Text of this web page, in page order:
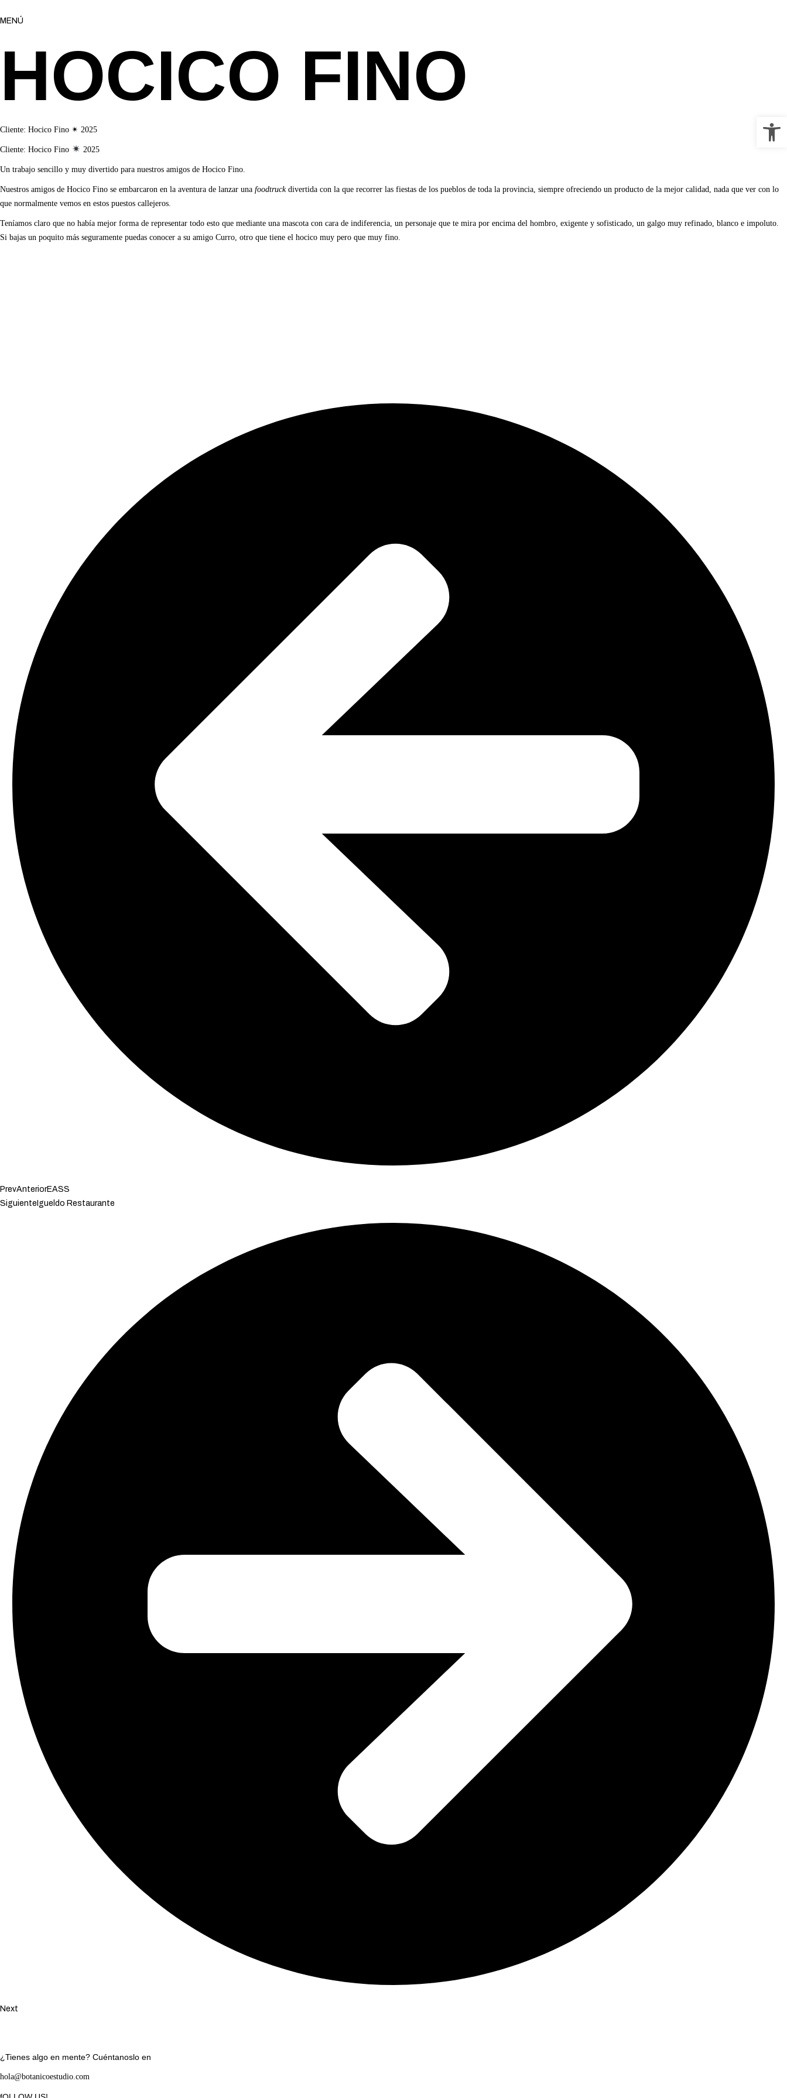
MENÚ
HOCICO FINO
Cliente: Hocico Fino ✴ 2025
Cliente: Hocico Fino 2025
Un trabajo sencillo y muy divertido para nuestros amigos de Hocico Fino.
Nuestros amigos de Hocico Fino se embarcaron en la aventura de lanzar una foodtruckdivertida con la que recorrer las fiestas de los pueblos de toda la provincia, siempre ofreciendo un producto de la mejor calidad, nada que ver con lo
que normalmente vemos en estos puestos callejeros.
Teníamos claro que no había mejor forma de representar todo esto que mediante una mascota con cara de indiferencia, un personaje que te mira por encima del hombro, exigente y sofisticado, un galgo muy refinado, blanco e impoluto.
Si bajas un poquito más seguramente puedas conocer a su amigo Curro, otro que tiene el hocico muy pero que muy fino.
PrevAnteriorEASS
Siguiente Igueldo Restaurante
Next
¿Tienes algo en mente? Cuéntanoslo en
hola@botanicoestudio.com
Abrir